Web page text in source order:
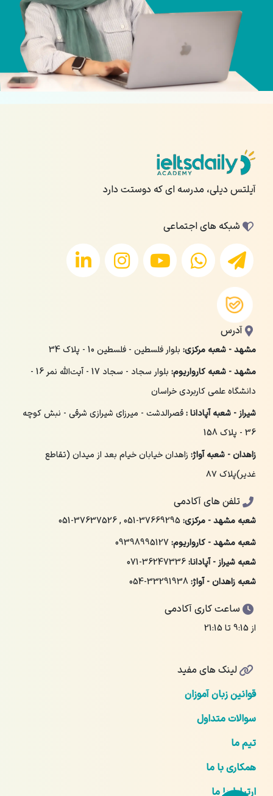
آیلتس دیلی، مدرسه ای که دوستت دارد
شبکه های اجتماعی
آدرس
مشهد - شعبه مرکزی: بلوار فلسطین - فلسطین 10 - پلاک 34
مشهد - شعبه کارواریوم:
بلوار سجاد - سجاد 17 - آیت‌الله نمر 16 -
دانشگاه علمی کاربردی خراسان
شیراز - شعبه آپادانا :قصرالدشت - میرزای شیرازی شرقی - نبش کوچه
36 - پلاک 158
زاهدان - شعبه آواژ: زاهدان خیابان خیام بعد از میدان (تقاطع
غدیر)پلاک ۸۷
تلفن های آکادمی
شعبه مشهد - مرکزی: 051-37669295
,
051-37637526
شعبه مشهد - کارواریوم:09398995127
شعبه شیراز - آپادانا:071-36247336
شعبه زاهدان - آواژ:054-33291938
ساعت کاری آکادمی
از 9:15 تا 21:15
لینک های مفید
قوانین زبان آموزان
سوالات متداول
تیم ما
همکاری با ما
ارتباط با ما